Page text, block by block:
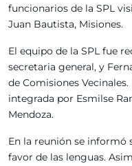
funcionarios de la SPL
Juan Bautista, Misiones.
El equipo de la SPL fue
secretaria general, y
de Comisiones
integrada por Esmilse
Mendoza.
En la reunión se informó
favor de las lenguas.